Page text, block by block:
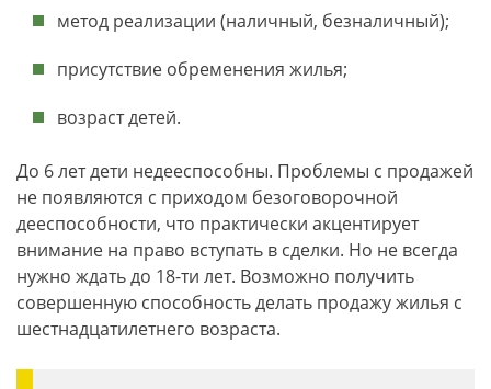
метод реализации (наличный, безналичный);
присутствие обременения жилья;
возраст детей.
До 6 лет дети недееспособны. Проблемы с продажей
не появляются с приходом безоговорочной
дееспособности, что практически акцентирует
внимание на право вступать в сделки. Но не всегда
нужно ждать до 18-ти лет. Возможно получить
совершенную способность делать продажу жилья с
шестнадцатилетнего возраста.